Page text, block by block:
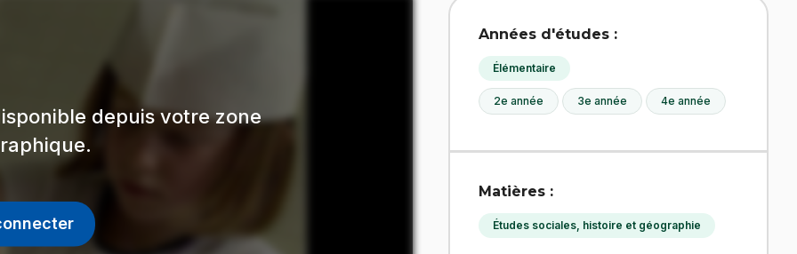
depuis votre zone
Années d'études :
Élémentaire
2e année 3e année 4e année
Matières :
Études sociales, histoire et géographie